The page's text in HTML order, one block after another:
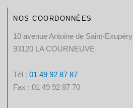
NOS COORDONNÉES
10 avenue Antoine de Saint-Exupéry
93120 LA COURNEUVE
Tél : 01 49 92 87 87​
Fax : 01 49 92 87 70